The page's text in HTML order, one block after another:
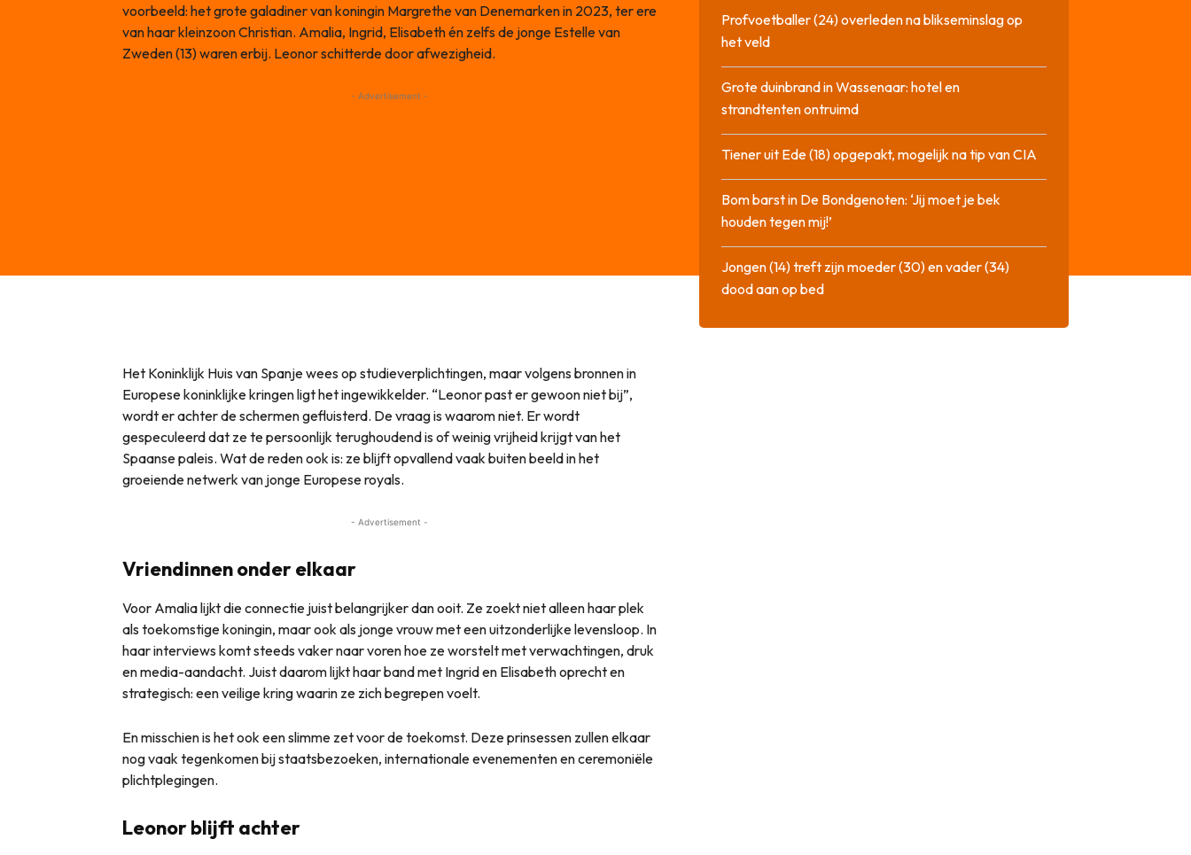
voorbeeld: het grote galadiner van koningin Margrethe van Denemarken in 2023, ter ere
van haar kleinzoon Christian. Amalia, Ingrid, Elisabeth én zelfs de jonge Estelle van
Zweden (13) waren erbij. Leonor schitterde door afwezigheid.
- Advertisement -
Het Koninklijk Huis van Spanje wees op studieverplichtingen, maar volgens bronnen in
Europese koninklijke kringen ligt het ingewikkelder. “Leonor past er gewoon niet bij”,
wordt er achter de schermen gefluisterd. De vraag is waarom niet. Er wordt
gespeculeerd dat ze te persoonlijk terughoudend is of weinig vrijheid krijgt van het
Spaanse paleis. Wat de reden ook is: ze blijft opvallend vaak buiten beeld in het
groeiende netwerk van jonge Europese royals.
- Advertisement -
Vriendinnen onder elkaar
Voor Amalia lijkt die connectie juist belangrijker dan ooit. Ze zoekt niet alleen haar plek
als toekomstige koningin, maar ook als jonge vrouw met een uitzonderlijke levensloop. In
haar interviews komt steeds vaker naar voren hoe ze worstelt met verwachtingen, druk
en media-aandacht. Juist daarom lijkt haar band met Ingrid en Elisabeth oprecht en
strategisch: een veilige kring waarin ze zich begrepen voelt.
En misschien is het ook een slimme zet voor de toekomst. Deze prinsessen zullen elkaar
nog vaak tegenkomen bij staatsbezoeken, internationale evenementen en ceremoniële
plichtplegingen.
Leonor blijft achter
Profvoetballer (24) overleden na blikseminslag op
het veld
Grote duinbrand in Wassenaar: hotel en
strandtenten ontruimd
Tiener uit Ede (18) opgepakt, mogelijk na tip van CIA
Bom barst in De Bondgenoten: ‘Jij moet je bek
houden tegen mij!’
Jongen (14) treft zijn moeder (30) en vader (34)
dood aan op bed